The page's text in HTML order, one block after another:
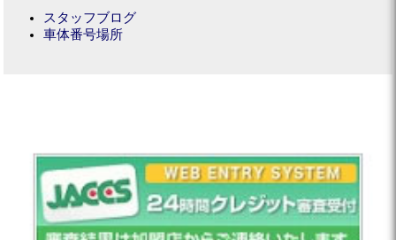
スタッフブログ
車体番号場所